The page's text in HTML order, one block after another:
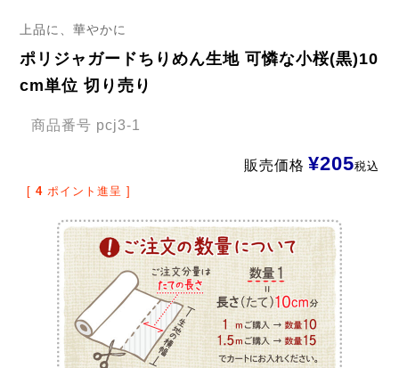
上品に、華やかに
ポリジャガードちりめん生地 可憐な小桜(黒)10
cm単位 切り売り
商品番号 pcj3-1
販売価格 ¥205税込
[ 4 ポイント進呈 ]